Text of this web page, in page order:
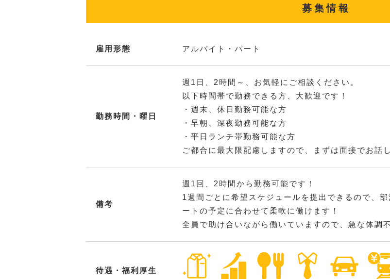
募集情報
雇用形態 アルバイト・パート
勤務時間・曜日
週1日、2時間～、お気軽にご相談ください。
以下時間帯で勤務できる方、大歓迎です！
・週末、休日勤務可能な方
・早朝、深夜勤務可能な方
・平日ランチ帯勤務可能な方
ご都合に最大限配慮しますので、まずは面接でお話
備考
週1回、2時間から勤務可能です！
1週間ごとに希望スケジュールを提出できるので、
ートの予定に合わせて柔軟に働けます！
全員で助け合いながら働いていますので、急な体調
待遇・福利厚生